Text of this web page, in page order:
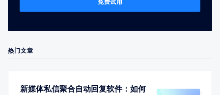
免费试用
热门文章
新媒体私信聚合自动回复软件：如何